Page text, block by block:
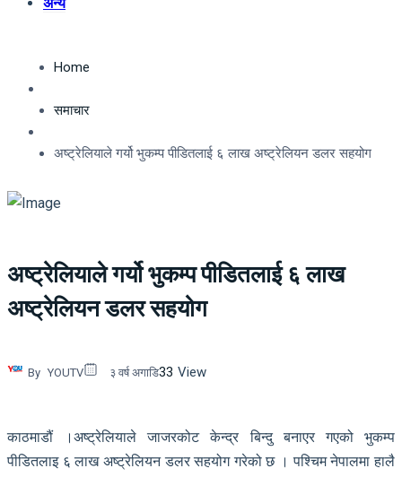
Home
समाचार
अष्ट्रेलियाले गर्यो भुकम्प पीडितलाई ६ लाख अष्ट्रेलियन डलर सहयोग
अष्ट्रेलियाले गर्यो भुकम्प पीडितलाई ६ लाख
अष्ट्रेलियन डलर सहयोग
By YOUTV ३ वर्ष अगाडि33 View
काठमाडौं ।अष्ट्रेलियाले जाजरकोट केन्द्र बिन्दु बनाएर गएको भुकम्प
पीडितलाइ ६ लाख अष्ट्रेलियन डलर सहयोग गरेको छ । पश्चिम नेपालमा हालै